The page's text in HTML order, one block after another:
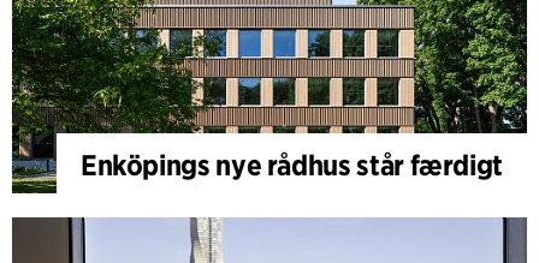
Enköpings nye rådhus står færdigt